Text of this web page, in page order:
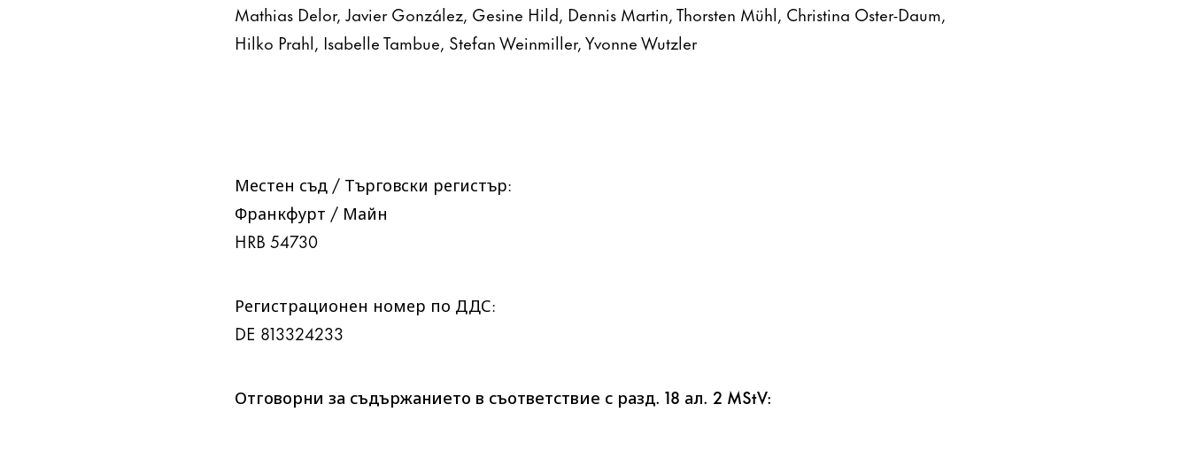
Mathias Delor, Javier González, Gesine Hild, Dennis Martin, Thorsten Mühl, Christina Oster-Daum,
Hilko Prahl, Isabelle Tambue, Stefan Weinmiller, Yvonne Wutzler
Местен съд / Търговски регистър:
Франкфурт / Майн
HRB 54730
Регистрационен номер по ДДС:
DE 813324233
Отговорни за съдържанието в съответствие с разд. 18 ал. 2 MStV: